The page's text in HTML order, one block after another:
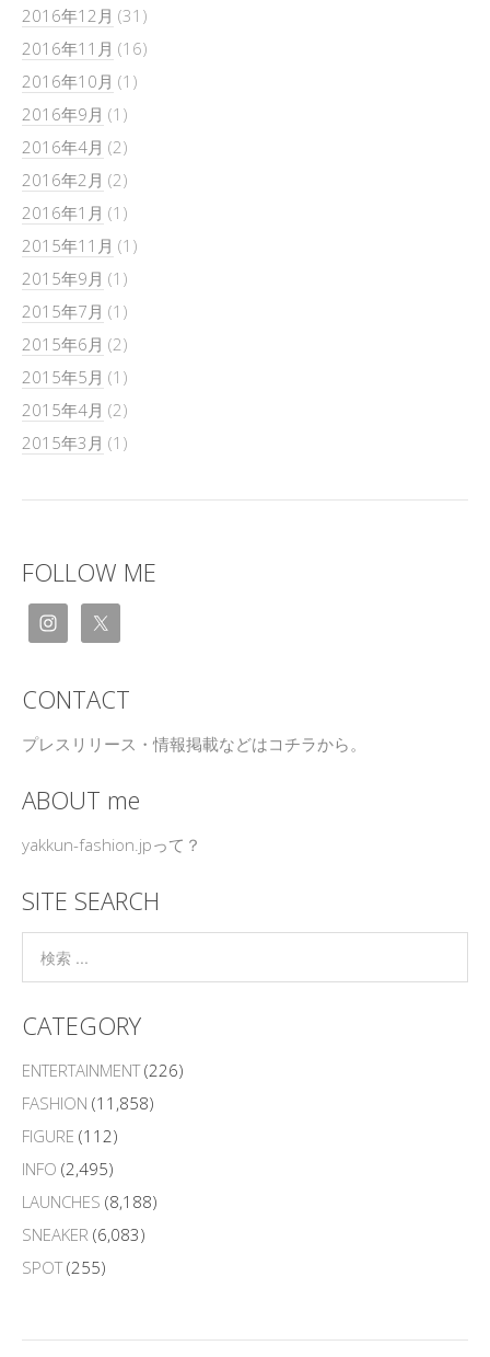
2016年12月 (31)
2016年11月 (16)
2016年10月 (1)
2016年9月 (1)
2016年4月 (2)
2016年2月 (2)
2016年1月 (1)
2015年11月 (1)
2015年9月 (1)
2015年7月 (1)
2015年6月 (2)
2015年5月 (1)
2015年4月 (2)
2015年3月 (1)
FOLLOW ME
CONTACT
プレスリリース・情報掲載などはコチラから。
ABOUT me
yakkun-fashion.jpって？
SITE SEARCH
CATEGORY
ENTERTAINMENT(226)
FASHION (11,858)
FIGURE (112)
INFO (2,495)
LAUNCHES (8,188)
SNEAKER (6,083)
SPOT(255)